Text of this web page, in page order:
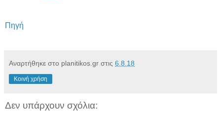
Πηγή
Αναρτήθηκε στο planitikos.gr στις 6.8.18
Κοινή χρήση
Δεν υπάρχουν σχόλια: